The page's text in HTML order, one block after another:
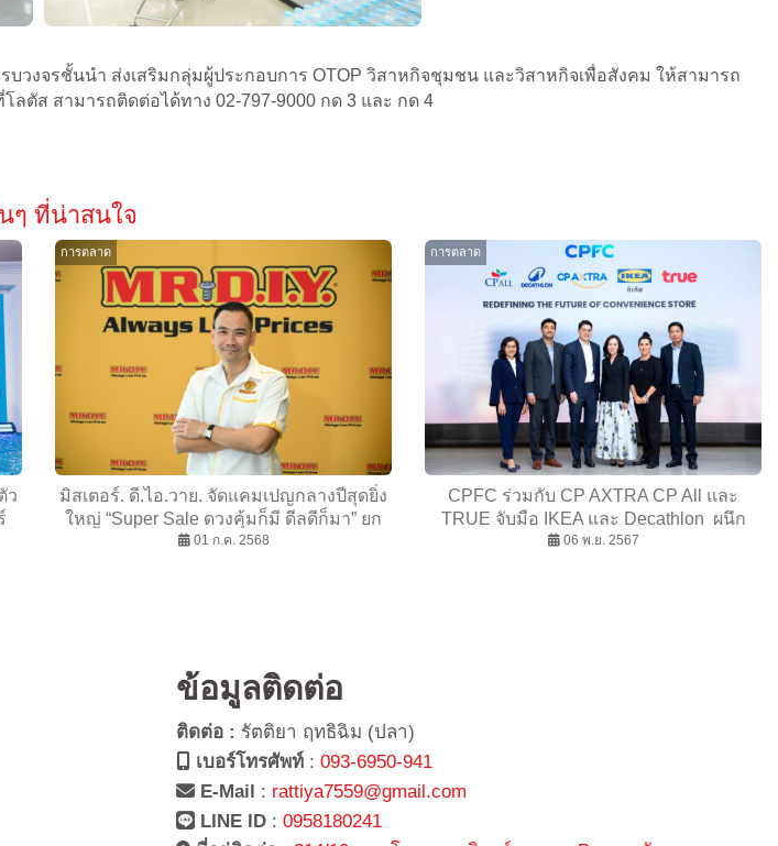
วงจรชั้นนำ ส่งเสริมกลุ่มผู้ประกอบการ OTOP วิสาหกิจชุมชน และวิสาหกิจเพื่อสังคม ให้สามารถ
ลตัส สามารถติดต่อได้ทาง 02-797-9000 กด 3 และ กด 4
ๆ ที่น่าสนใจ
ว
การตลาด
มิสเตอร์. ดี.ไอ.วาย. จัดแคมเปญกลางปีสุดยิ่ง
ใหญ่ “Super Sale ดวงคุ้มก็มี ดีลดีก็มา” ยก
ทัพสินค้าลดสูงสุด 50% พร้อมแจกทองและ
01 ก.ค. 2568
การตลาด
CPFC ร่วมกับ CP AXTRA CP All และ
TRUE จับมือ IKEA และ Decathlon ผนึก
กำลังพลิกโฉมอนาคตร้านสะดวกซื้อ นำร่อง
06 พ.ย. 2567
ข้อมูลติดต่อ
ติดต่อ : รัตติยา ฤทธิฉิม (ปลา)
เบอร์โทรศัพท์ :093-6950-941
E-Mail : rattiya7559@gmail.com
LINE ID :0958180241